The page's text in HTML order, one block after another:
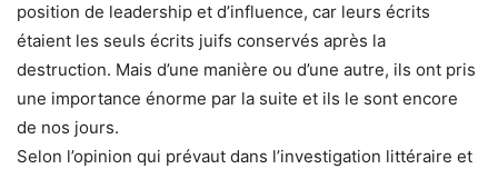
position de leadership et d’influence, car leurs écrits
étaient les seuls écrits juifs conservés après la
destruction. Mais d’une manière ou d’une autre, ils ont pris
une importance énorme par la suite et ils le sont encore
de nos jours.
Selon l’opinion qui prévaut dans l’investigation littéraire et